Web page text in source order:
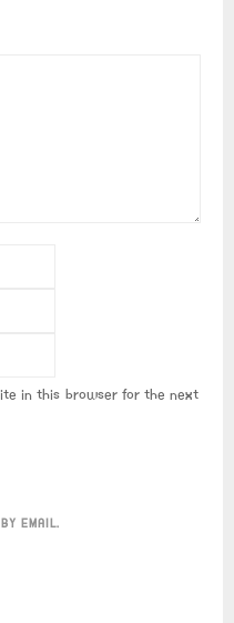
in this browser for the next
EMAIL.